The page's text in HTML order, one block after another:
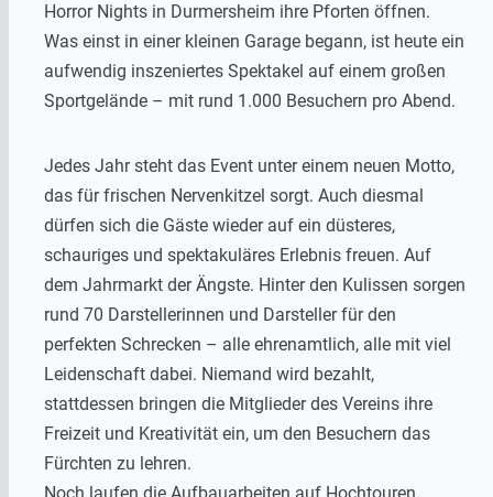
Horror Nights in Durmersheim ihre Pforten öffnen.
Was einst in einer kleinen Garage begann, ist heute ein
aufwendig inszeniertes Spektakel auf einem großen
Sportgelände – mit rund 1.000 Besuchern pro Abend.
Jedes Jahr steht das Event unter einem neuen Motto,
das für frischen Nervenkitzel sorgt. Auch diesmal
dürfen sich die Gäste wieder auf ein düsteres,
schauriges und spektakuläres Erlebnis freuen. Auf
dem Jahrmarkt der Ängste. Hinter den Kulissen sorgen
rund 70 Darstellerinnen und Darsteller für den
perfekten Schrecken – alle ehrenamtlich, alle mit viel
Leidenschaft dabei. Niemand wird bezahlt,
stattdessen bringen die Mitglieder des Vereins ihre
Freizeit und Kreativität ein, um den Besuchern das
Fürchten zu lehren.